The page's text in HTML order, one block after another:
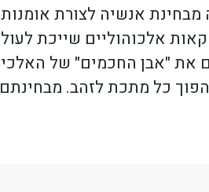
אנשיה לצורת
אלכוהוליים שייכת
את "אבן החכמים" של
כל מתכת לזהב.